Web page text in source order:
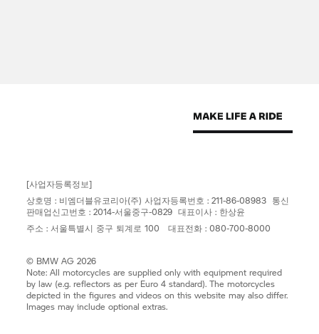
[사업자등록정보]
상호명 : 비엠더블유코리아(주) 사업자등록번호 : 211-86-08983 통신
판매업신고번호 : 2014-서울중구-0829 대표이사 : 한상윤
주소 : 서울특별시 중구 퇴계로 100 대표전화 : 080-700-8000
© BMW AG 2026
Note: All motorcycles are supplied only with equipment required
by law (e.g. reflectors as per Euro 4 standard). The motorcycles
depicted in the figures and videos on this website may also differ.
Images may include optional extras.